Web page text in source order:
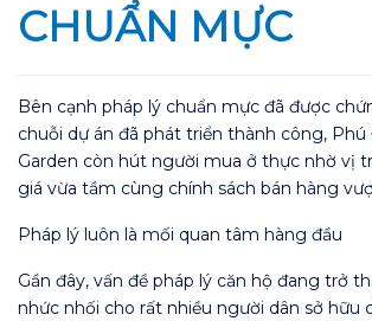
CHUẨN MỰC
Bên cạnh pháp lý chuẩn mực đã được
chuỗi dự án đã phát triển thành công,
Garden còn hút người mua ở thực nhờ vị
giá vừa tầm cùng chính sách bán hàng
Pháp lý luôn là mối quan tâm hàng đầu
Gần đây, vấn đề pháp lý căn hộ đang trở
nhức nhối cho rất nhiều người dân sở hữu